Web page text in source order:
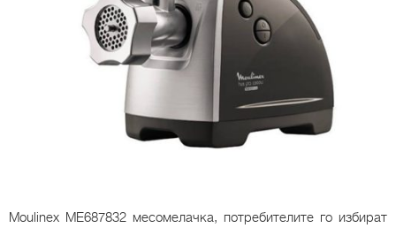
Moulinex ME687832 месомелачка, потребителите го избират